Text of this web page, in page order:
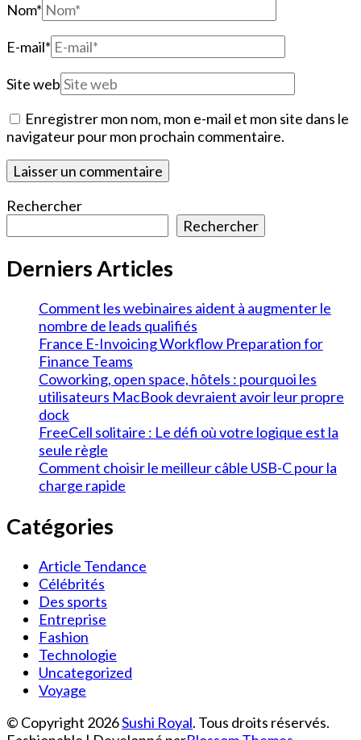
Nom*
E-mail*
Site web
Enregistrer mon nom, mon e-mail et mon site dans le
navigateur pour mon prochain commentaire.
Rechercher
Rechercher
Derniers Articles
Comment les webinaires aident à augmenter le
nombre de leads qualifiés
France E-Invoicing Workflow Preparation for
Finance Teams
Coworking, open space, hôtels : pourquoi les
utilisateurs MacBook devraient avoir leur propre
dock
FreeCell solitaire : Le défi où votre logique est la
seule règle
Comment choisir le meilleur câble USB-C pour la
charge rapide
Catégories
Article Tendance
Célébrités
Des sports
Entreprise
Fashion
Technologie
Uncategorized
Voyage
© Copyright 2026Sushi Royal. Tous droits réservés.